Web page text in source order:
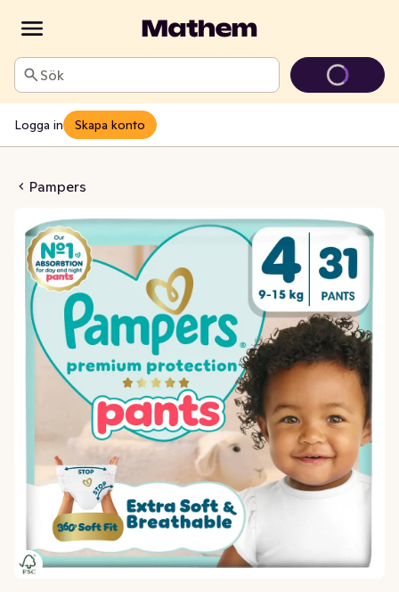
Sök
Logga in Skapa konto
Pampers
Protection S4 9-15kg